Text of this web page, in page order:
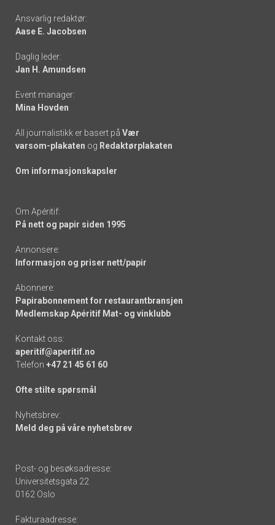
Footer
-
links
Ansvarlig redaktør:
Aase E. Jacobsen
Daglig leder:
Jan H. Amundsen
Event manager:
Mina Hovden
All journalistikk er basert på Vær
varsom-plakaten og Redaktørplakaten
Om informasjonskapsler
Om Apéritif:
På nett og papir siden 1995
Annonsere:
Informasjon og priser nett/papir
Abonnere:
Papirabonnement for restaurantbransjen
Medlemskap Apéritif Mat- og vinklubb
Kontakt oss:
aperitif@aperitif.no
Telefon +47 21 45 61 60
Ofte stilte spørsmål
Nyhetsbrev:
Meld deg på våre nyhetsbrev
Post- og besøksadresse:
Universitetsgata 22
0162 Oslo
Fakturaadresse: